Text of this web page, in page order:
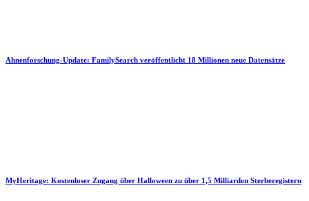
Ahnenforschung-Update: FamilySearch veröffentlicht 18 Millionen neue Datensätze
MyHeritage: Kostenloser Zugang über Halloween zu über 1,5 Milliarden Sterberegistern